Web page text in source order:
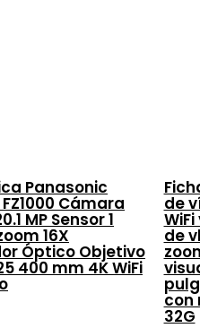
Panasonic
Cámara
MP Sensor 1
16X
Óptico Objetivo
400 mm 4K WiFi
de
de
con
32G